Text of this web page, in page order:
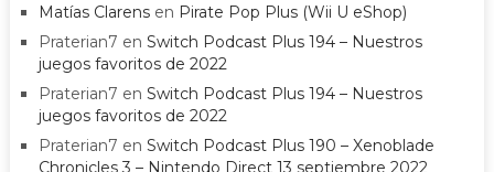
Matías Clarensen Pirate Pop Plus (Wii U eShop)
Praterian7 en Switch Podcast Plus 194 – Nuestros
juegos favoritos de 2022
Praterian7 en Switch Podcast Plus 194 – Nuestros
juegos favoritos de 2022
Praterian7 en Switch Podcast Plus 190 – Xenoblade
Chronicles 3 – Nintendo Direct 13 septiembre 2022